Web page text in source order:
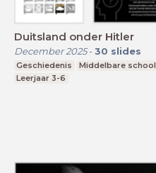
Duitsland onder Hitler
December 2025- 30 slides
Geschiedenis Middelbare school
Leerjaar 3-6